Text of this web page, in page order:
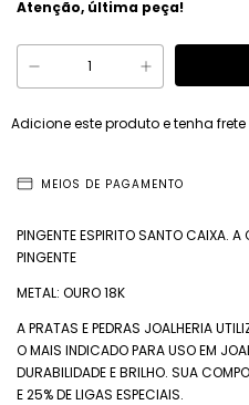
Atenção, última peça!
Adicione este produto etenha
MEIOS DE PAGAMENTO
PINGENTE ESPIRITO SANTO CAIXA. A
PINGENTE
METAL: OURO 18K
A PRATAS E PEDRAS JOALHERIA
O MAIS INDICADO PARA USO EM
DURABILIDADE E BRILHO. SUA
E 25% DE LIGAS ESPECIAIS.